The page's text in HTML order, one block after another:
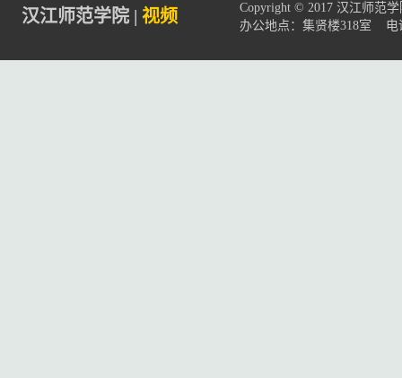
汉江师范学院 | 视频
Copyright © 2017 汉江师范
办公地点：集贤楼318室 电